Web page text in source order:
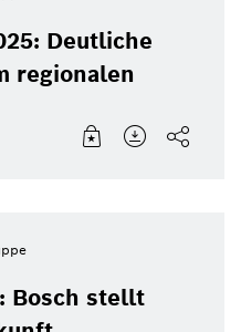
Deutliche
regionalen
Bosch stellt